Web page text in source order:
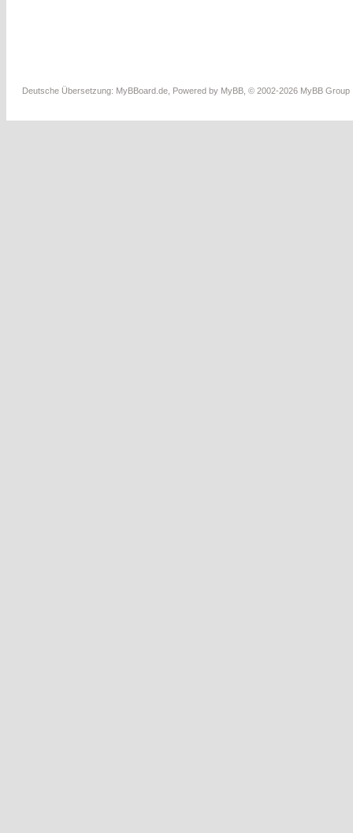
Deutsche Übersetzung: MyBBoard.de , Powered by MyBB , © 2002-2026 MyBB Group